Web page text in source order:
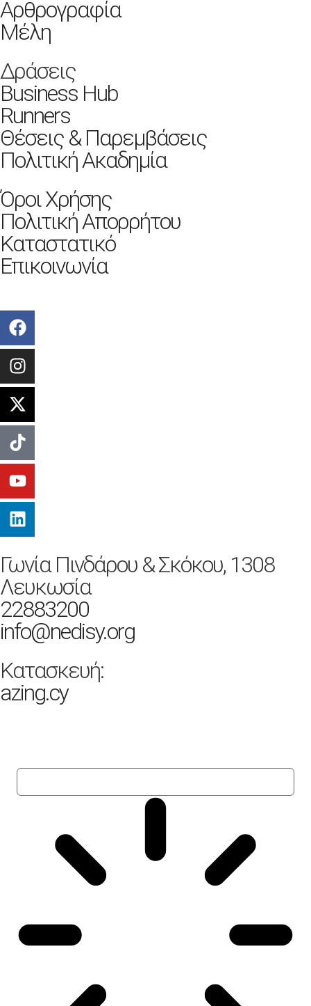
Αρθρογραφία
Μέλη
Δράσεις
Business Hub
Runners
Θέσεις & Παρεμβάσεις
Πολιτική Ακαδημία
Όροι Χρήσης
Πολιτική Απορρήτου
Καταστατικό
Επικοινωνία
Γωνία Πινδάρου & Σκόκου, 1308
Λευκωσία
22883200
info@nedisy.org
Κατασκευή:
azing.cy